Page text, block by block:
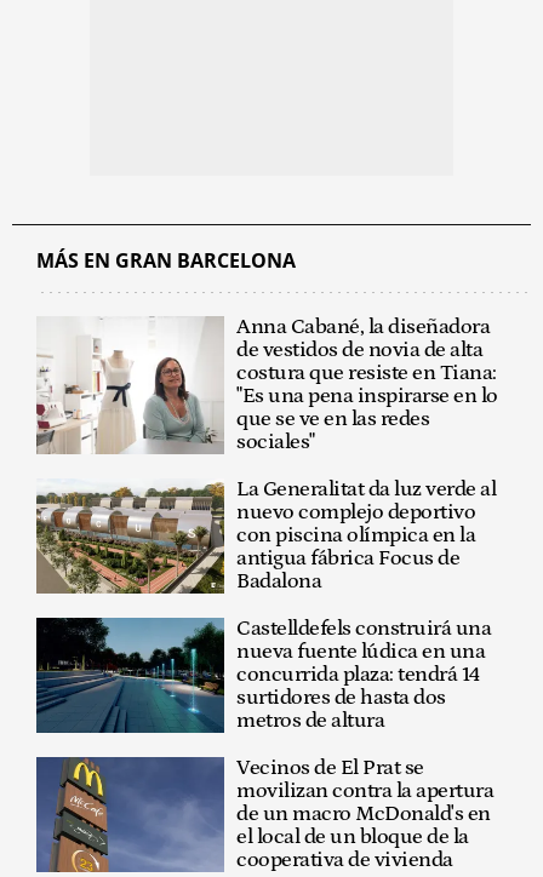
MÁS EN GRAN BARCELONA
Anna Cabané, la diseñadora
de vestidos de novia de alta
costura que resiste en Tiana:
"Es una pena inspirarse en lo
que se ve en las redes
sociales"
La Generalitat da luz verde al
nuevo complejo deportivo
con piscina olímpica en la
antigua fábrica Focus de
Badalona
Castelldefels construirá una
nueva fuente lúdica en una
concurrida plaza: tendrá 14
surtidores de hasta dos
metros de altura
Vecinos de El Prat se
movilizan contra la apertura
de un macro McDonald's en
el local de un bloque de la
cooperativa de vivienda